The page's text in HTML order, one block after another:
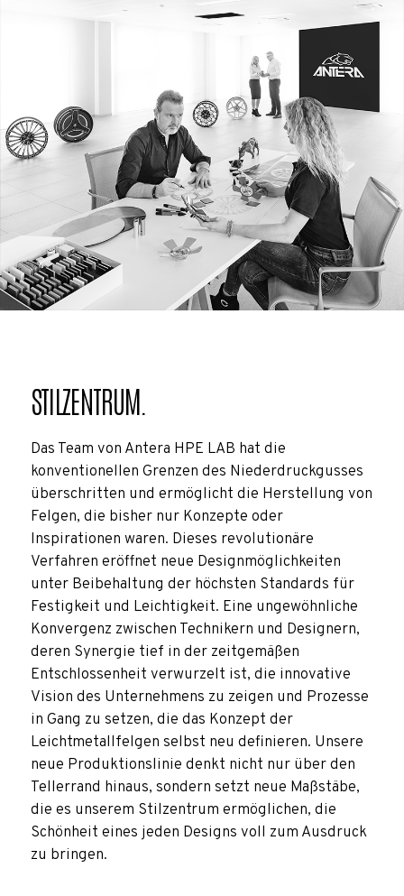
STILZENTRUM.
Das Team von Antera HPE LAB hat die
konventionellen Grenzen des Niederdruckgusses
überschritten und ermöglicht die Herstellung von
Felgen, die bisher nur Konzepte oder
Inspirationen waren. Dieses revolutionäre
Verfahren eröffnet neue Designmöglichkeiten
unter Beibehaltung der höchsten Standards für
Festigkeit und Leichtigkeit. Eine ungewöhnliche
Konvergenz zwischen Technikern und Designern,
deren Synergie tief in der zeitgemäßen
Entschlossenheit verwurzelt ist, die innovative
Vision des Unternehmens zu zeigen und Prozesse
in Gang zu setzen, die das Konzept der
Leichtmetallfelgen selbst neu definieren. Unsere
neue Produktionslinie denkt nicht nur über den
Tellerrand hinaus, sondern setzt neue Maßstäbe,
die es unserem Stilzentrum ermöglichen, die
Schönheit eines jeden Designs voll zum Ausdruck
zu bringen.